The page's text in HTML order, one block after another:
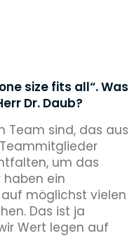
size fits all“. Was
Dr. Daub?
Team sind, das aus
um das
haben ein
möglichst vielen
Das ist ja
Wert legen auf